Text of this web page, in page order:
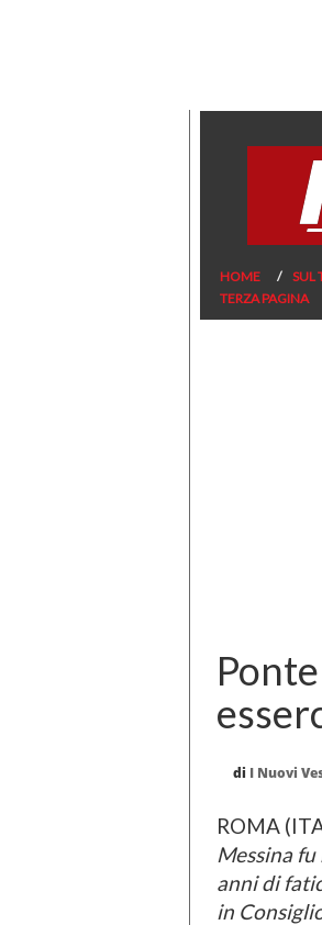
HOME SUL
TERZA PAGINA
di I Nuovi
ROMA
Messina
anni di
in